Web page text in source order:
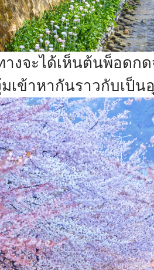
งจะได้เห็นต้นพ็อดก
มเข้าหากันราวกับเป็น